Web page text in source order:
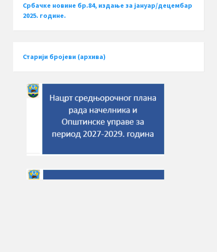
Србачке новине бр.84, издање за јануар/децембар
2025. године.
Старији бројеви (архива)